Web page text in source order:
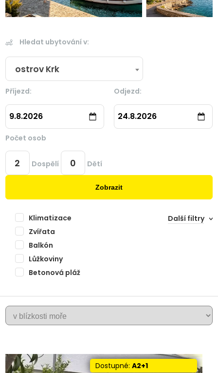
Hledat ubytování v:
ostrov Krk
Příjezd:
9.8.2026
Odjezd:
24.8.2026
Počet osob
Dospělí Dětí
Zobrazit
Klimatizace
Zvířata
Balkón
Lůžkoviny
Betonová pláž
Další filtry
+
−
KRK
Dostupné: A2+1